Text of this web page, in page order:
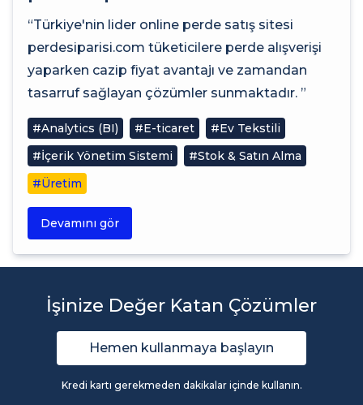
“Türkiye'nin lider online perde satış sitesi
perdesiparisi.com tüketicilere perde alışverişi
yaparken cazip fiyat avantajı ve zamandan
tasarruf sağlayan çözümler sunmaktadır. ”
#Analytics (BI) #E-ticaret
#Ev Tekstili
#İçerik Yönetim Sistemi
#Stok & Satın Alma
#Üretim
Devamını gör
İşinize Değer Katan Çözümler
Hemen kullanmaya başlayın
Kredi kartı gerekmeden dakikalar içinde kullanın.